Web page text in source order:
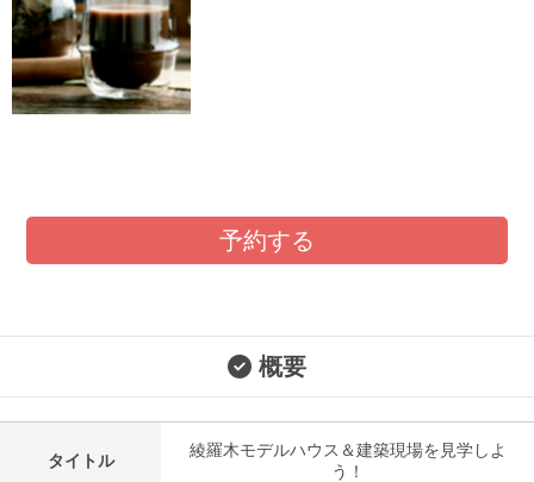
予約する
概要
タイトル
綾羅木モデルハウス＆建築現場を見学しよ
う！